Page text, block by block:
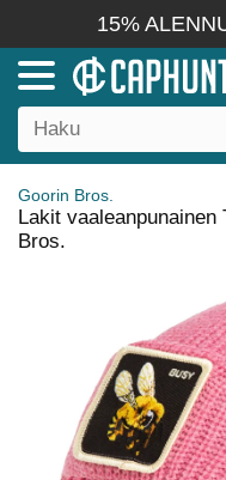
15%
Goorin Bros.
Lakit
Bros.